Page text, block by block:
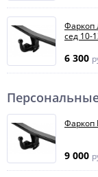
Фаркоп
сед 10-
6 300
Фаркоп
9 000